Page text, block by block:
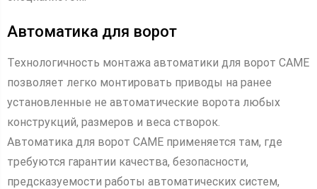
Автоматика для ворот
Технологичность монтажа автоматики для ворот CAME
позволяет легко монтировать приводы на ранее
установленные не автоматические ворота любых
конструкций, размеров и веса створок.
Автоматика для ворот САМЕ применяется там, где
требуются гарантии качества, безопасности,
предсказуемости работы автоматических систем,